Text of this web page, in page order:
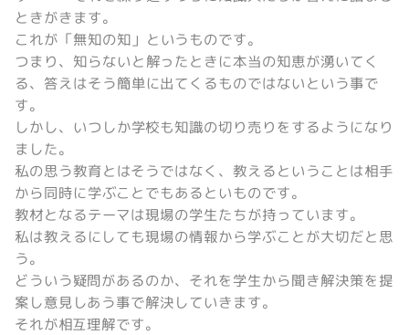
ときがきます。
これが「無知の知」というものです。
つまり、知らないと解ったときに本当の知恵が湧いてく
る、答えはそう簡単に出てくるものではないという事で
す。
しかし、いつしか学校も知識の切り売りをするようになり
ました。
私の思う教育とはそうではなく、教えるということは相手
から同時に学ぶことでもあるといものです。
教材となるテーマは現場の学生たちが持っています。
私は教えるにしても現場の情報から学ぶことが大切だと思
う。
どういう疑問があるのか、それを学生から聞き解決策を提
案し意見しあう事で解決していきます。
それが相互理解です。